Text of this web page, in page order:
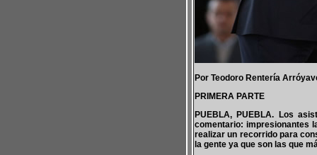
Por Teodoro Rentería
PRIMERA PARTE
PUEBLA, PUEBLA. Los
comentario: impresionantes
realizar un recorrido para
la gente ya que son las que